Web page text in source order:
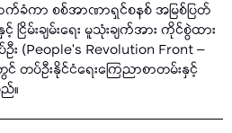
ကာ စစ်အာဏာရှင်စနစ် အမြစ်ပြတ်
မ်းချမ်းရေး မူသုံးချက်အား ကိုင်စွဲထား
Revolution Front –
တပ်ဦးနိုင်ငံရေးကြေညာစာတမ်းနှင့်
။